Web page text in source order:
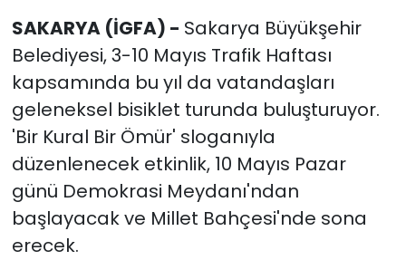
SAKARYA (İGFA) - Sakarya Büyükşehir
Belediyesi, 3-10 Mayıs Trafik Haftası
kapsamında bu yıl da vatandaşları
geleneksel bisiklet turunda buluşturuyor.
'Bir Kural Bir Ömür' sloganıyla
düzenlenecek etkinlik, 10 Mayıs Pazar
günü Demokrasi Meydanı'ndan
başlayacak ve Millet Bahçesi'nde sona
erecek.